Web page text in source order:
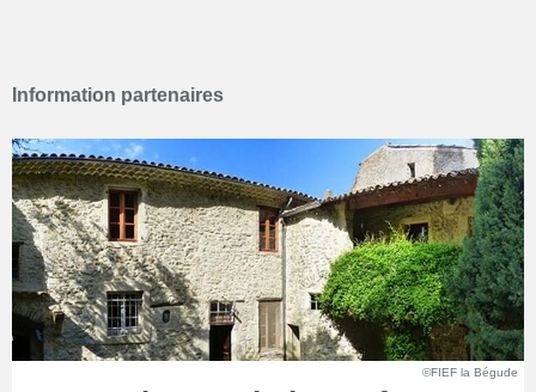
Information partenaires
©FIEF la Bégude